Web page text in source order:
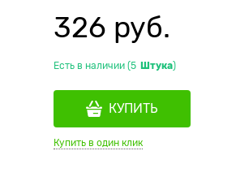
326 руб.
Есть в наличии (5 Штука)
КУПИТЬ
Купить в один клик